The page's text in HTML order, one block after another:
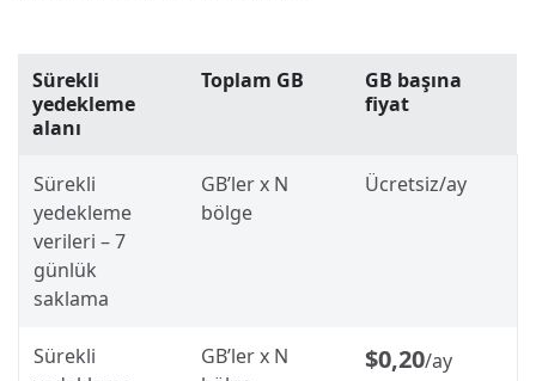
Sürekli
yedekleme
alanı
Toplam GB
GB başına
fiyat
Sürekli
yedekleme
verileri – 7
günlük
saklama
GB’ler x N
bölge
Ücretsiz/ay
Sürekli
GB’ler x N
$0,20/ay